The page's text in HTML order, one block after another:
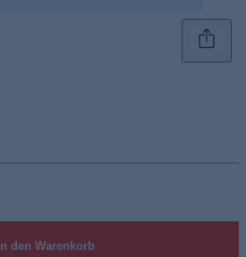
In den Warenkorb